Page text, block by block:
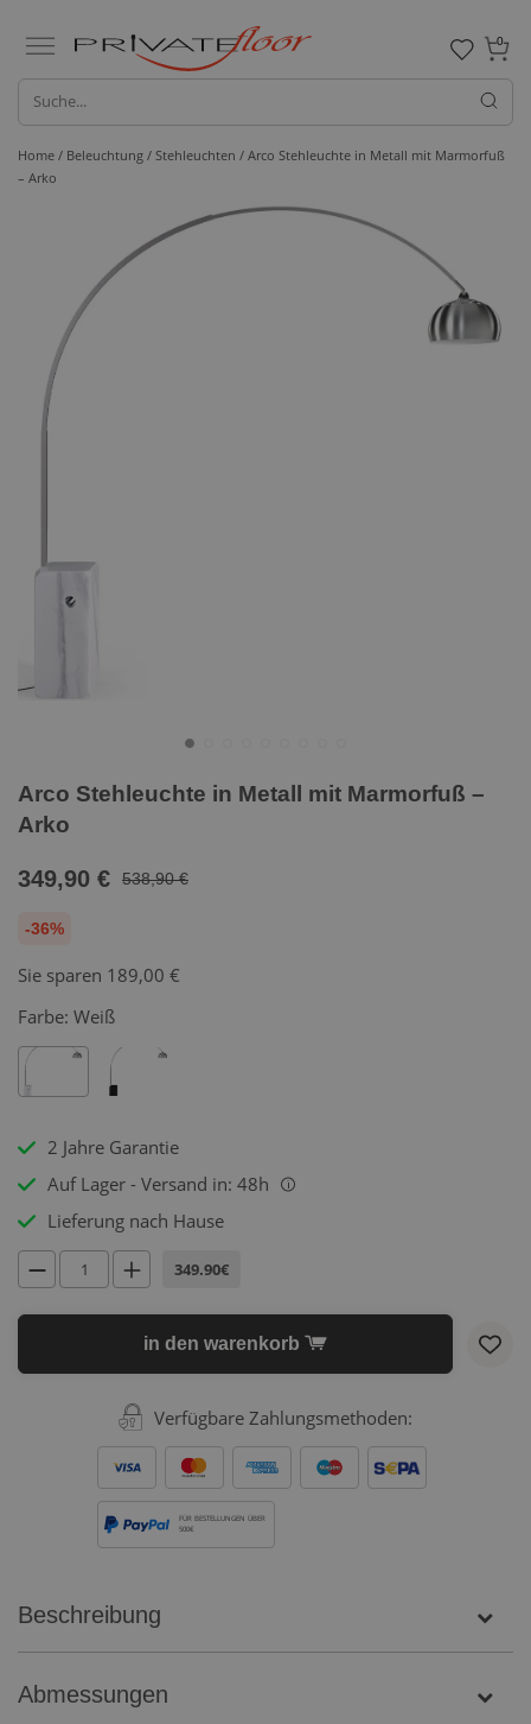
0
Home / Beleuchtung / Stehleuchten / Arco Stehleuchte in Metall mit Marmorfuß
– Arko
Arco Stehleuchte in Metall mit Marmorfuß –
Arko
349,90 € 538,90 €
-36%
Sie sparen 189,00 €
Farbe: Weiß
2 Jahre Garantie
Auf Lager - Versand in: 48h
i
Lieferung nach Hause
349.90€
in den warenkorb
Verfügbare Zahlungsmethoden:
FÜR BESTELLUNGEN ÜBER
500€
Beschreibung
Abmessungen